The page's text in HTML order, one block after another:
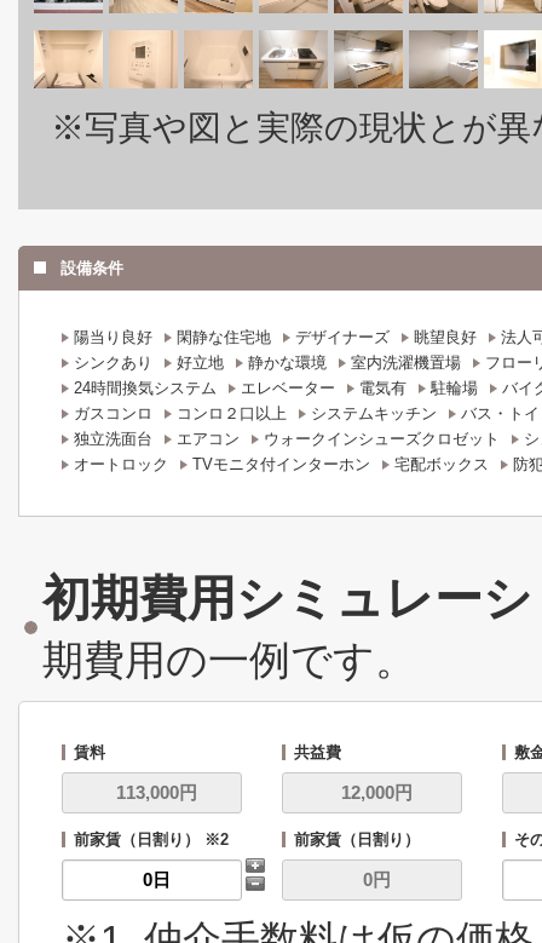
※写真や図と実際の現状とが
設備条件
陽当り良好 閑静な住宅地 デザイナーズ 眺望良好
法人
シンクあり
好立地 静かな環境 室内洗濯機置場
フロー
24時間換気システム
エレベーター 電気有 駐輪場
バイ
ガスコンロ
コンロ２口以上 システムキッチン
バス・ト
独立洗面台
エアコン ウォークインシューズクロゼット
オートロック
TVモニタ付インターホン 宅配ボックス 防
初期費用シミュレー
期費用の一例です。
賃料 共益費 敷
前家賃（日割り） ※2 前家賃（日割り） そ